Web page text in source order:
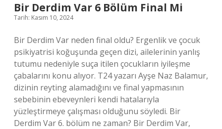
Bir Derdim Var 6 Bölüm Final Mi
Tarih: Kasım 10, 2024
Bir Derdim Var neden final oldu? Ergenlik ve çocuk
psikiyatrisi koğuşunda geçen dizi, ailelerinin yanlış
tutumu nedeniyle suça itilen çocukların iyileşme
çabalarını konu alıyor. T24 yazarı Ayşe Naz Balamur,
dizinin reyting alamadığını ve final yapmasının
sebebinin ebeveynleri kendi hatalarıyla
yüzleştirmeye çalışması olduğunu söyledi. Bir
Derdim Var 6. bölüm ne zaman? Bir Derdim Var,